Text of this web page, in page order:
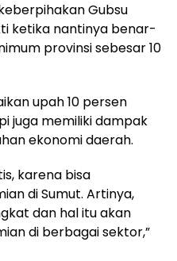
Gubsu
ketika nantinya benar-
provinsi sebesar 10
upah 10 persen
juga memiliki dampak
ekonomi daerah.
karena bisa
di Sumut. Artinya,
dan hal itu akan
di berbagai sektor,”